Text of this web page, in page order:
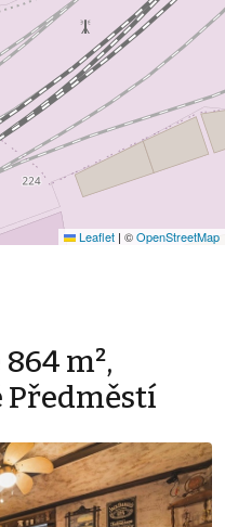
Leaflet | ©OpenStreetMap
m²,
Předměstí